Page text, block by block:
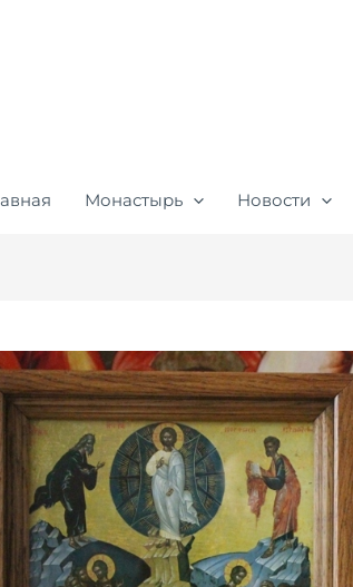
Монастырь Новости